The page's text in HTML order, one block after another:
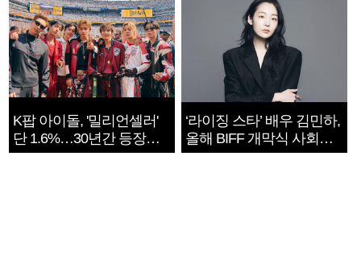
K팝 아이돌, '밀리언셀러'
단 1.6%…30년간 등장
1182개팀 전수조사
‘라이징 스타’ 배우 김민하,
올해 BIFF 개막식 사회자
확정